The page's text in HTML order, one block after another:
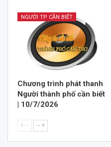
NGƯỜI TP CẦN BIẾT
Chương trình phát thanh
Người thành phố cần biết
| 10/7/2026
-- --